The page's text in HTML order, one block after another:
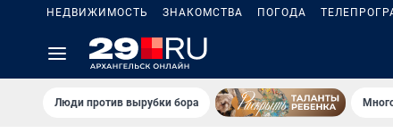
НЕДВИЖИМОСТЬ ЗНАКОМСТВА ПОГОДА
Люди против вырубки бора